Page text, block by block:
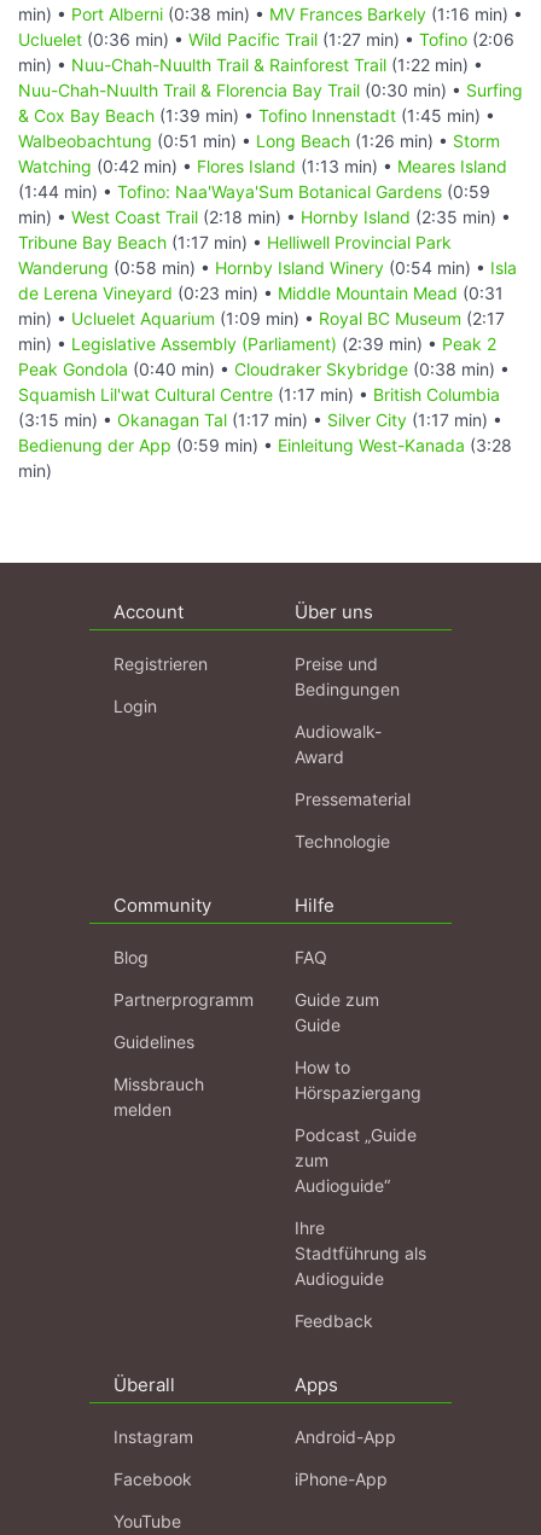
min) • Port Alberni (0:38 min) • MV Frances Barkely (1:16 min) •
Ucluelet (0:36 min) • Wild Pacific Trail (1:27 min) • Tofino (2:06
min) • Nuu-Chah-Nuulth Trail & Rainforest Trail (1:22 min) •
Nuu-Chah-Nuulth Trail & Florencia Bay Trail (0:30 min) • Surfing
& Cox Bay Beach (1:39 min) • Tofino Innenstadt (1:45 min) •
Walbeobachtung (0:51 min) • Long Beach (1:26 min) • Storm
Watching (0:42 min) • Flores Island (1:13 min) • Meares Island
(1:44 min) • Tofino: Naa'Waya'Sum Botanical Gardens (0:59
min) • West Coast Trail (2:18 min) • Hornby Island (2:35 min) •
Tribune Bay Beach (1:17 min) • Helliwell Provincial Park
Wanderung (0:58 min) • Hornby Island Winery (0:54 min) • Isla
de Lerena Vineyard (0:23 min) • Middle Mountain Mead (0:31
min) • Ucluelet Aquarium (1:09 min) • Royal BC Museum (2:17
min) • Legislative Assembly (Parliament) (2:39 min) • Peak 2
Peak Gondola (0:40 min) • Cloudraker Skybridge (0:38 min) •
Squamish Lil'wat Cultural Centre (1:17 min) • British Columbia
(3:15 min) • Okanagan Tal (1:17 min) • Silver City (1:17 min) •
Bedienung der App (0:59 min) • Einleitung West-Kanada (3:28
min)
Account
Registrieren
Login
Über uns
Preise und
Bedingungen
Audiowalk-
Award
Pressematerial
Technologie
Community
Blog
Partnerprogramm
Guidelines
Missbrauch
melden
Hilfe
FAQ
Guide zum
Guide
How to
Hörspaziergang
Podcast „Guide
zum
Audioguide“
Ihre
Stadtführung als
Audioguide
Feedback
Überall
Instagram
Facebook
YouTube
Apps
Android-App
iPhone-App